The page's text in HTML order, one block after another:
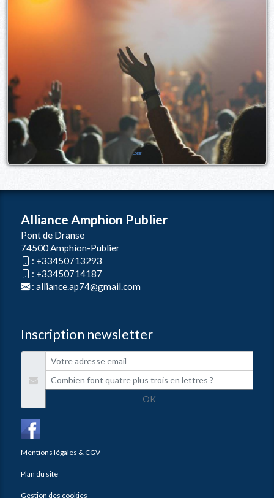
Loisir
Alliance Amphion Publier
Pont de Dranse
74500 Amphion-Publier
: +33450713293
: +33450714187
: alliance.ap74@gmail.com
Inscription newsletter
OK
Mentions légales & CGV
Plan du site
Gestion des cookies